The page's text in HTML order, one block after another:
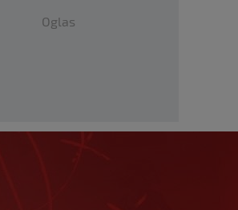
Oglas